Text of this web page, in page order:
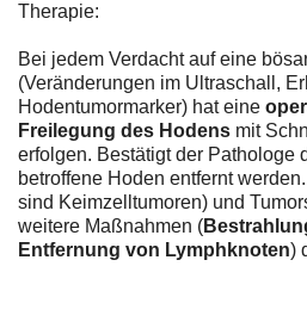
Therapie:
Bei jedem Verdacht auf eine
(Veränderungen im Ultraschall,
Hodentumormarker) hat eine
Freilegung des Hodens mit
erfolgen. Bestätigt der Pathologe
betroffene Hoden entfernt
sind Keimzelltumoren) und
weitere Maßnahmen (
Entfernung von Lymphknoten)